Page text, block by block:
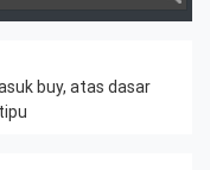
buy, atas dasar